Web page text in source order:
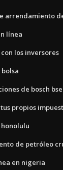
arrendamiento
línea
los inversores
de bosch bse
propios
de petróleo
en nigeria